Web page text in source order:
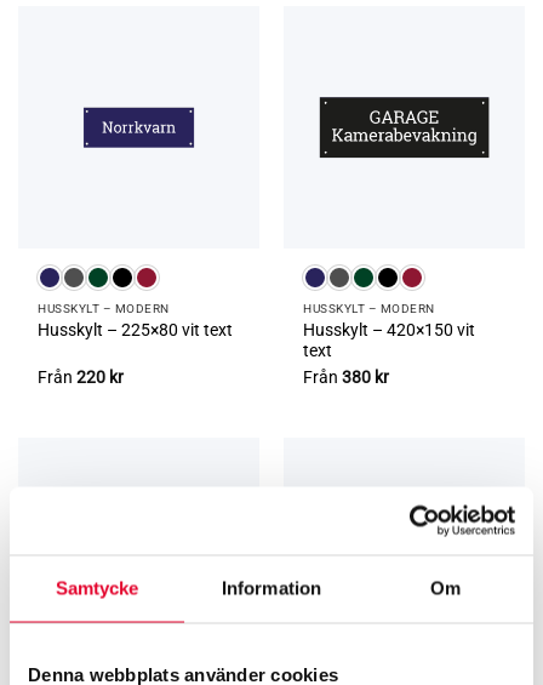
Samtycke Information Om
Denna webbplats använder cookies
HUSSKYLT – MODERN
Husskylt – 225×80 vit text
Från220 kr
HUSSKYLT – MODERN
Husskylt – 420×150 vit
text
Från380 kr